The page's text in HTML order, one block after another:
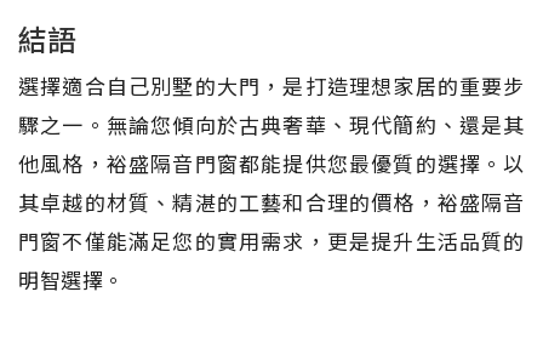
結語
選擇適合自己別墅的大門，是打造理想家居的重要步
驟之一。無論您傾向於古典奢華、現代簡約、還是其
他風格，裕盛隔音門窗都能提供您最優質的選擇。以
其卓越的材質、精湛的工藝和合理的價格，裕盛隔音
門窗不僅能滿足您的實用需求，更是提升生活品質的
明智選擇。